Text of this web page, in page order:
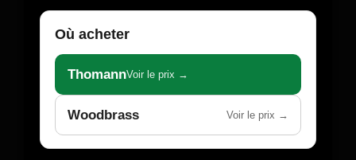
Où acheter
ThomannVoir le prix →
Woodbrass Voir le prix →